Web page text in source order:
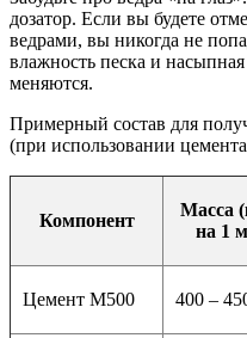
дозатор. Если вы будете
ведрами, вы никогда не
влажность песка и
меняются.
Примерный состав для
(при использовании
Компонент
Масса
на 1
Цемент М500 400 –